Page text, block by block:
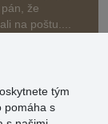
že
na poštu....
tým
pomáha s